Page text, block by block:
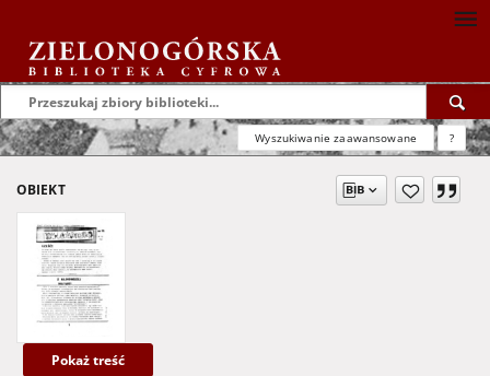
Wyszukiwanie zaawansowane ?
OBIEKT
Pokaż treść